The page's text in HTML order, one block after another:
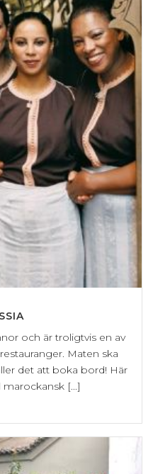
och är troligtvis en av
Maten ska
det att boka bord! Här
marockansk [...]